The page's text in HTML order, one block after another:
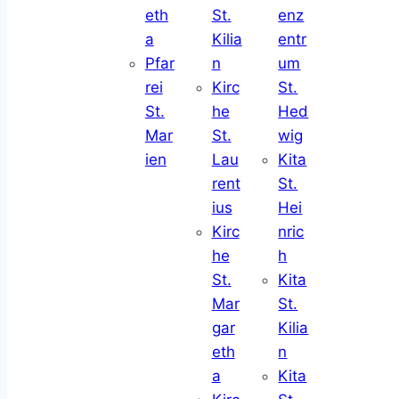
eth
a
Pfar
rei
St.
Mar
ien
St.
Kilia
n
Kirc
he
St.
Lau
rent
ius
Kirc
he
St.
Mar
gar
eth
a
enz
entr
um
St.
Hed
wig
Kita
St.
Hei
nric
h
Kita
St.
Kilia
n
Kita